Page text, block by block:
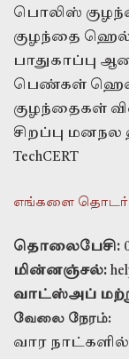
பொலிஸ்
குழந்தை
பாதுகாப்பு
பெண்கள்
குழந்தைகள்
சிறப்பு
TechCERT
எங்களை
தொலைபேசி:
மின்னஞ்சல்:
வாட்ஸ்அப்
வேலை நேரம்:
வார